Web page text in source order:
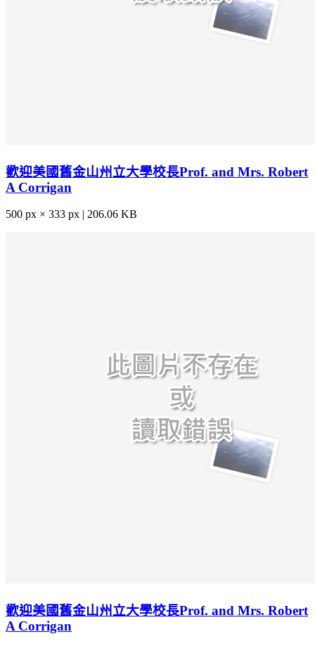
歡迎美國舊金山州立大學校長Prof. and Mrs. Robert
A Corrigan
500 px × 333 px | 206.06 KB
歡迎美國舊金山州立大學校長Prof. and Mrs. Robert
A Corrigan